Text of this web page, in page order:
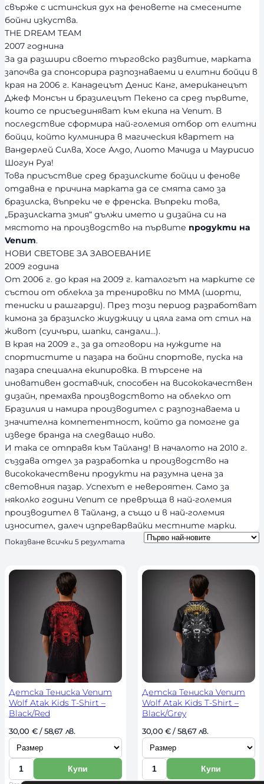
свърже с истинския дух на феновете на смесените
бойни изкуства.
THE DREAM TEAM
2007 годнина
За да разшири своето търговско развитие, марката
започва да спонсорира разпознаваеми и елитни бойци в
края на 2006 г. Канадецът Денис Канг, американецът
Джеф Монсън и бразилецът Пекено са сред първите,
които се присъединяват към екипа на Venum. В
последствие сформира най-големия отбор от елитни
бойци, който кулминира в магическия квартет на
Вандерлей Силва, Хосе Алдо, Лиото Мачида и Маурисио
Шогун Руа!
Това присъствие сред бразилските бойци и фенове
отдавна е причина марката да се смята само за
бразилска, въпреки че е френска. Въпреки това,
„Бразилската змия“ дължи името и дизайна си на
мястото на производство на първите продукти на
Venum.
НОВИ СВЕТОВЕ ЗА ЗАВОЕВАНИЕ
2009 година
От 2006 г. до края на 2009 г. каталогът на марките се
състои от облекла за тренировки по ММА (шорти,
тениски и рашгарди). През този период разработват
кимона за бразилско жиуджицу и цяла гама от стил на
живот (суичъри, шапки, сандали…).
В края на 2009 г., за да отговори на нуждите на
спортистите и пазара на бойни спортове, пуска на
пазара специална екипировка. В търсене на
иновативен доставчик, способен на висококачествен
дизайн, премахва производството на облекло от
Бразилия и намира производител с разпознаваема и
значителна компетентност, който да помогне да
изведе бранда на следващо ниво.
И така се отправя към Тайланд! В началото на 2010 г.
създава отдел за разработка и производство на
висококачествени продукти на разумна цена за
световния пазар. Успехът е невероятен. Само за
няколко години Venum се превръща в най-големия
производител в Тайланд, а също и в най-големия
износител, далеч изпреварвайки местните марки.
Показване всички 5 резултата
Детска Тениска Venum
Wolf Atak Kids T-Shirt –
Black/Red
30,00 € / 58,67 лв.
И
б
еК
Купи
Детска Тениска Venum
Wolf Atak Kids T-Shirt –
Black/Grey
30,00 € / 58,67 лв.
И
б
еК
Купи